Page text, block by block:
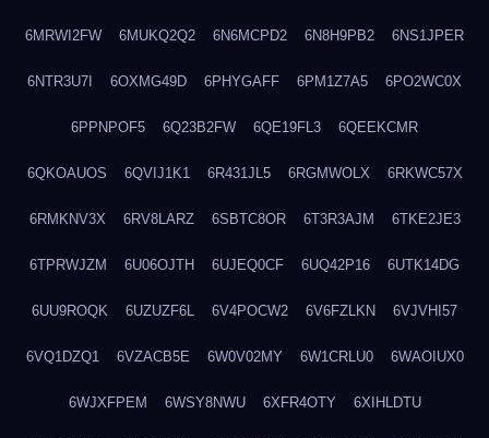
6MRWI2FW 6MUKQ2Q2 6N6MCPD2 6N8H9PB2 6NS1JPER
6NTR3U7I 6OXMG49D 6PHYGAFF 6PM1Z7A5 6PO2WC0X
6PPNPOF5 6Q23B2FW 6QE19FL3 6QEEKCMR
6QKOAUOS 6QVIJ1K1 6R431JL5 6RGMWOLX 6RKWC57X
6RMKNV3X 6RV8LARZ 6SBTC8OR 6T3R3AJM 6TKE2JE3
6TPRWJZM 6U06OJTH 6UJEQ0CF 6UQ42P16 6UTK14DG
6UU9ROQK 6UZUZF6L 6V4POCW2 6V6FZLKN 6VJVHI57
6VQ1DZQ1 6VZACB5E 6W0V02MY 6W1CRLU0 6WAOIUX0
6WJXFPEM 6WSY8NWU 6XFR4OTY 6XIHLDTU